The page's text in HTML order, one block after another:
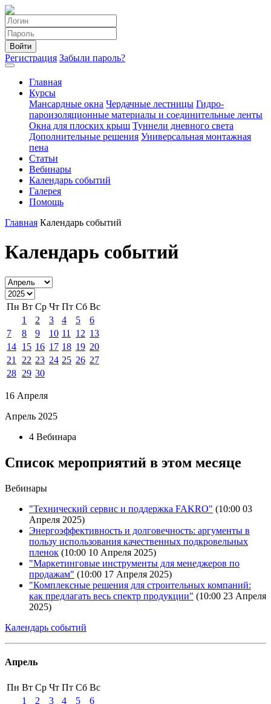
Войти
Регистрация Забыли пароль?
Главная
Курсы
Мансардные окна Чердачные лестницы Гидро-
пароизоляционные материалы и соединительные ленты
Окна для плоских крыш Туннели дневного света
Дополнительные решения Универсальная монтажная
пена
Статьи
Вебинары
Календарь событий
Галерея
Помощь
Главная Календарь событий
Календарь событий
Пн Вт Ср Чт Пт Сб Вс
1
2 3 4 5
6
7
8 9 10 11 12 13
14 15 16 17 18 19 20
21
22 23 24 25 26 27
28 29 30
16 Апреля
Апрель 2025
4 Вебинара
Список мероприятий в этом месяце
Вебинары
"Технический сервис и поддержка FAKRO" (10:00 03
Апреля 2025)
Энергоэффективность и долговечность: аргументы в
пользу использования качественных подкровельных
пленок (10:00 10 Апреля 2025)
"Маркетинговые инструменты для менеджеров по
продажам" (10:00 17 Апреля 2025)
"Комплексные решения для строительных компаний:
как предлагать весь спектр продукции" (10:00 23 Апреля
2025)
Календарь событий
Апрель
Пн Вт Ср Чт Пт Сб Вс
1
2 3 4 5
6